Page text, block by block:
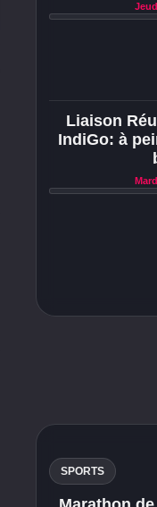
Liaison
IndiGo: à
SPORTS